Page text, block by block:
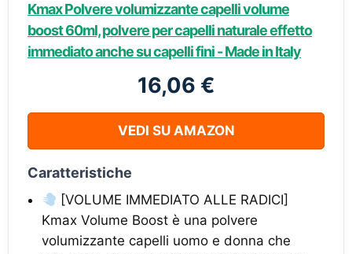
Kmax Polvere volumizzante capelli volume
boost 60ml, polvere per capelli naturale effetto
immediato anche su capelli fini - Made in Italy
16,06 €
VEDI SU AMAZON
Caratteristiche
[VOLUME IMMEDIATO ALLE RADICI]
Kmax Volume Boost è una polvere
volumizzante capelli uomo e donna che